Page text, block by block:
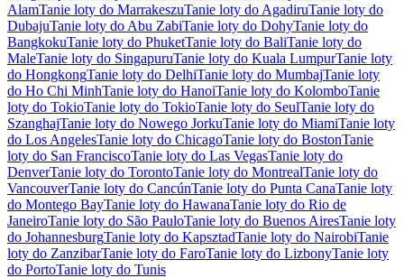
AlamTanie loty do MarrakeszuTanie loty do AgadiruTanie loty do
DubajuTanie loty do Abu ZabiTanie loty do DohyTanie loty do
BangkokuTanie loty do PhuketTanie loty do BaliTanie loty do
MaleTanie loty do SingapuruTanie loty do Kuala LumpurTanie loty
do HongkongTanie loty do DelhiTanie loty do MumbajTanie loty
do Ho Chi MinhTanie loty do HanoiTanie loty do KolomboTanie
loty do TokioTanie loty do TokioTanie loty do SeulTanie loty do
SzanghajTanie loty do Nowego JorkuTanie loty do MiamiTanie loty
do Los AngelesTanie loty do ChicagoTanie loty do BostonTanie
loty do San FranciscoTanie loty do Las VegasTanie loty do
DenverTanie loty do TorontoTanie loty do MontrealTanie loty do
VancouverTanie loty do CancúnTanie loty do Punta CanaTanie loty
do Montego BayTanie loty do HawanaTanie loty do Rio de
JaneiroTanie loty do São PauloTanie loty do Buenos AiresTanie loty
do JohannesburgTanie loty do KapsztadTanie loty do NairobiTanie
loty do ZanzibarTanie loty do FaroTanie loty do LizbonyTanie loty
do PortoTanie loty do Tunis